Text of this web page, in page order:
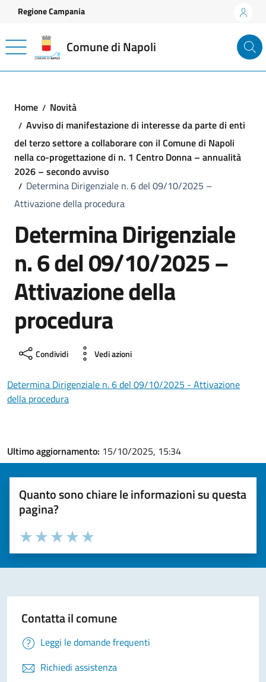
Vai ai contenuti
Vai al footer
Regione Campania
Comune di Napoli
Home
Novità
Avviso di manifestazione di interesse da parte di enti
del terzo settore a collaborare con il Comune di Napoli
nella co-progettazione di n. 1 Centro Donna – annualità
2026 – secondo avviso
Determina Dirigenziale n. 6 del 09/10/2025 –
Attivazione della procedura
Determina Dirigenziale
n. 6 del 09/10/2025 –
Attivazione della
procedura
Condividi Vedi azioni
Determina Dirigenziale n. 6 del 09/10/2025 - Attivazione
della procedura
Ultimo aggiornamento: 15/10/2025, 15:34
Quanto sono chiare le informazioni su questa
pagina?
Valuta la chiarezza delle informazioni (da 1 a 5 stelle)
Seleziona il numero di stelle per valutare la chiarezza delle
Valuta 5 stelle su 5
Valuta 4 stelle su 5
Valuta 3 stelle su 5
Valuta 2 stelle su 5
Valuta 1 stelle su 5
Contatta il comune
Leggi le domande frequenti
Richiedi assistenza